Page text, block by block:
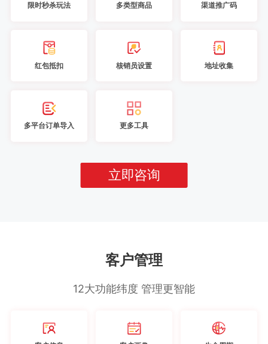
限时秒杀玩法 多类型商品 渠道推广码
红包抵扣 核销员设置 地址收集
多平台订单导入 更多工具
立即咨询
客户管理
12大功能纬度 管理更智能